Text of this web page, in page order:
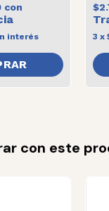
con
interés 3 x
con este